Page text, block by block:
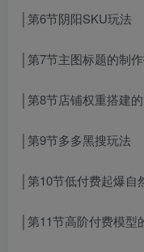
│第6节阴阳SKU玩法
│第7节主图标题的制
│第8节店铺权重搭建
│第9节多多黑搜玩法
│第10节低付费起爆自
│第11节高阶付费模型